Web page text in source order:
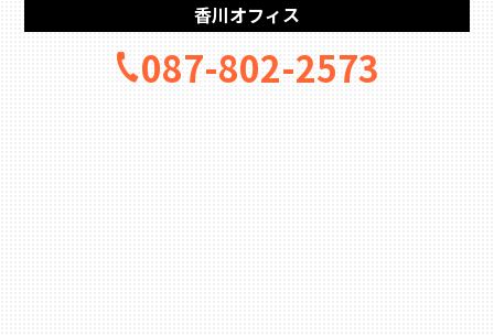
香川オフィス
087-802-2573